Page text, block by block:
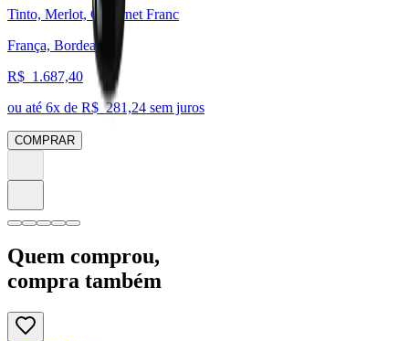
Tinto, Merlot, Cabernet Franc
França, Bordeaux
R$ 1.687,40
ou até 6x de R$ 281,24 sem juros
COMPRAR
Quem comprou,
compra também